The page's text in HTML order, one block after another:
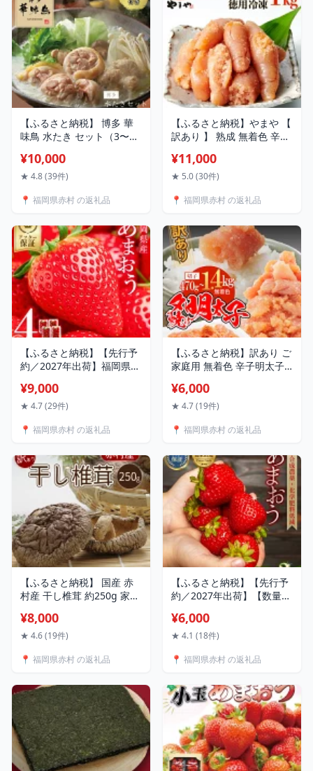
【ふるさと納税】 博多 華
味鳥 水たき セット（3〜4
たき 鳥 切り身 ぶつ切り つ
くね ぽん酢オリジナル ポ
店 2GA1
¥10,000
★ 4.8 (39件)
📍 福岡県赤村 の返礼品
【ふるさと納税】やまや 【
訳あり 】 熟成 無着色 辛子
お供 たっぷり 家庭用 理由
あり お試し お得 福岡県 赤
¥11,000
★ 5.0 (30件)
📍 福岡県赤村 の返礼品
【ふるさと納税】【先行予
約／2027年出荷】福岡県産
いちご イチゴ 苺 あまおう
デザート 果物 くだもの フ
にも 先行予約 数量限定 送
¥9,000
★ 4.7 (29件)
📍 福岡県赤村 の返礼品
【ふるさと納税】訳あり ご
家庭用 無着色 辛子明太子
1.4kg (470g / 940g /
1.4kg) 切子 ピリ辛 明太子
4パック 6パック 冷凍 食べ
無料 福岡県 赤村 2B1-S
¥6,000
★ 4.7 (19件)
📍 福岡県赤村 の返礼品
【ふるさと納税】 国産 赤
村産 干し椎茸 約250g 家庭
きのこ 送料無料 L1
¥8,000
★ 4.6 (19件)
📍 福岡県赤村 の返礼品
【ふるさと納税】【先行予
約／2027年出荷】【数量限
まおう 約270g前後 × 2パッ
ク いちご イチゴ 苺 デザー
ジャム にも ケーキ にも 先
¥6,000
★ 4.1 (18件)
📍 福岡県赤村 の返礼品